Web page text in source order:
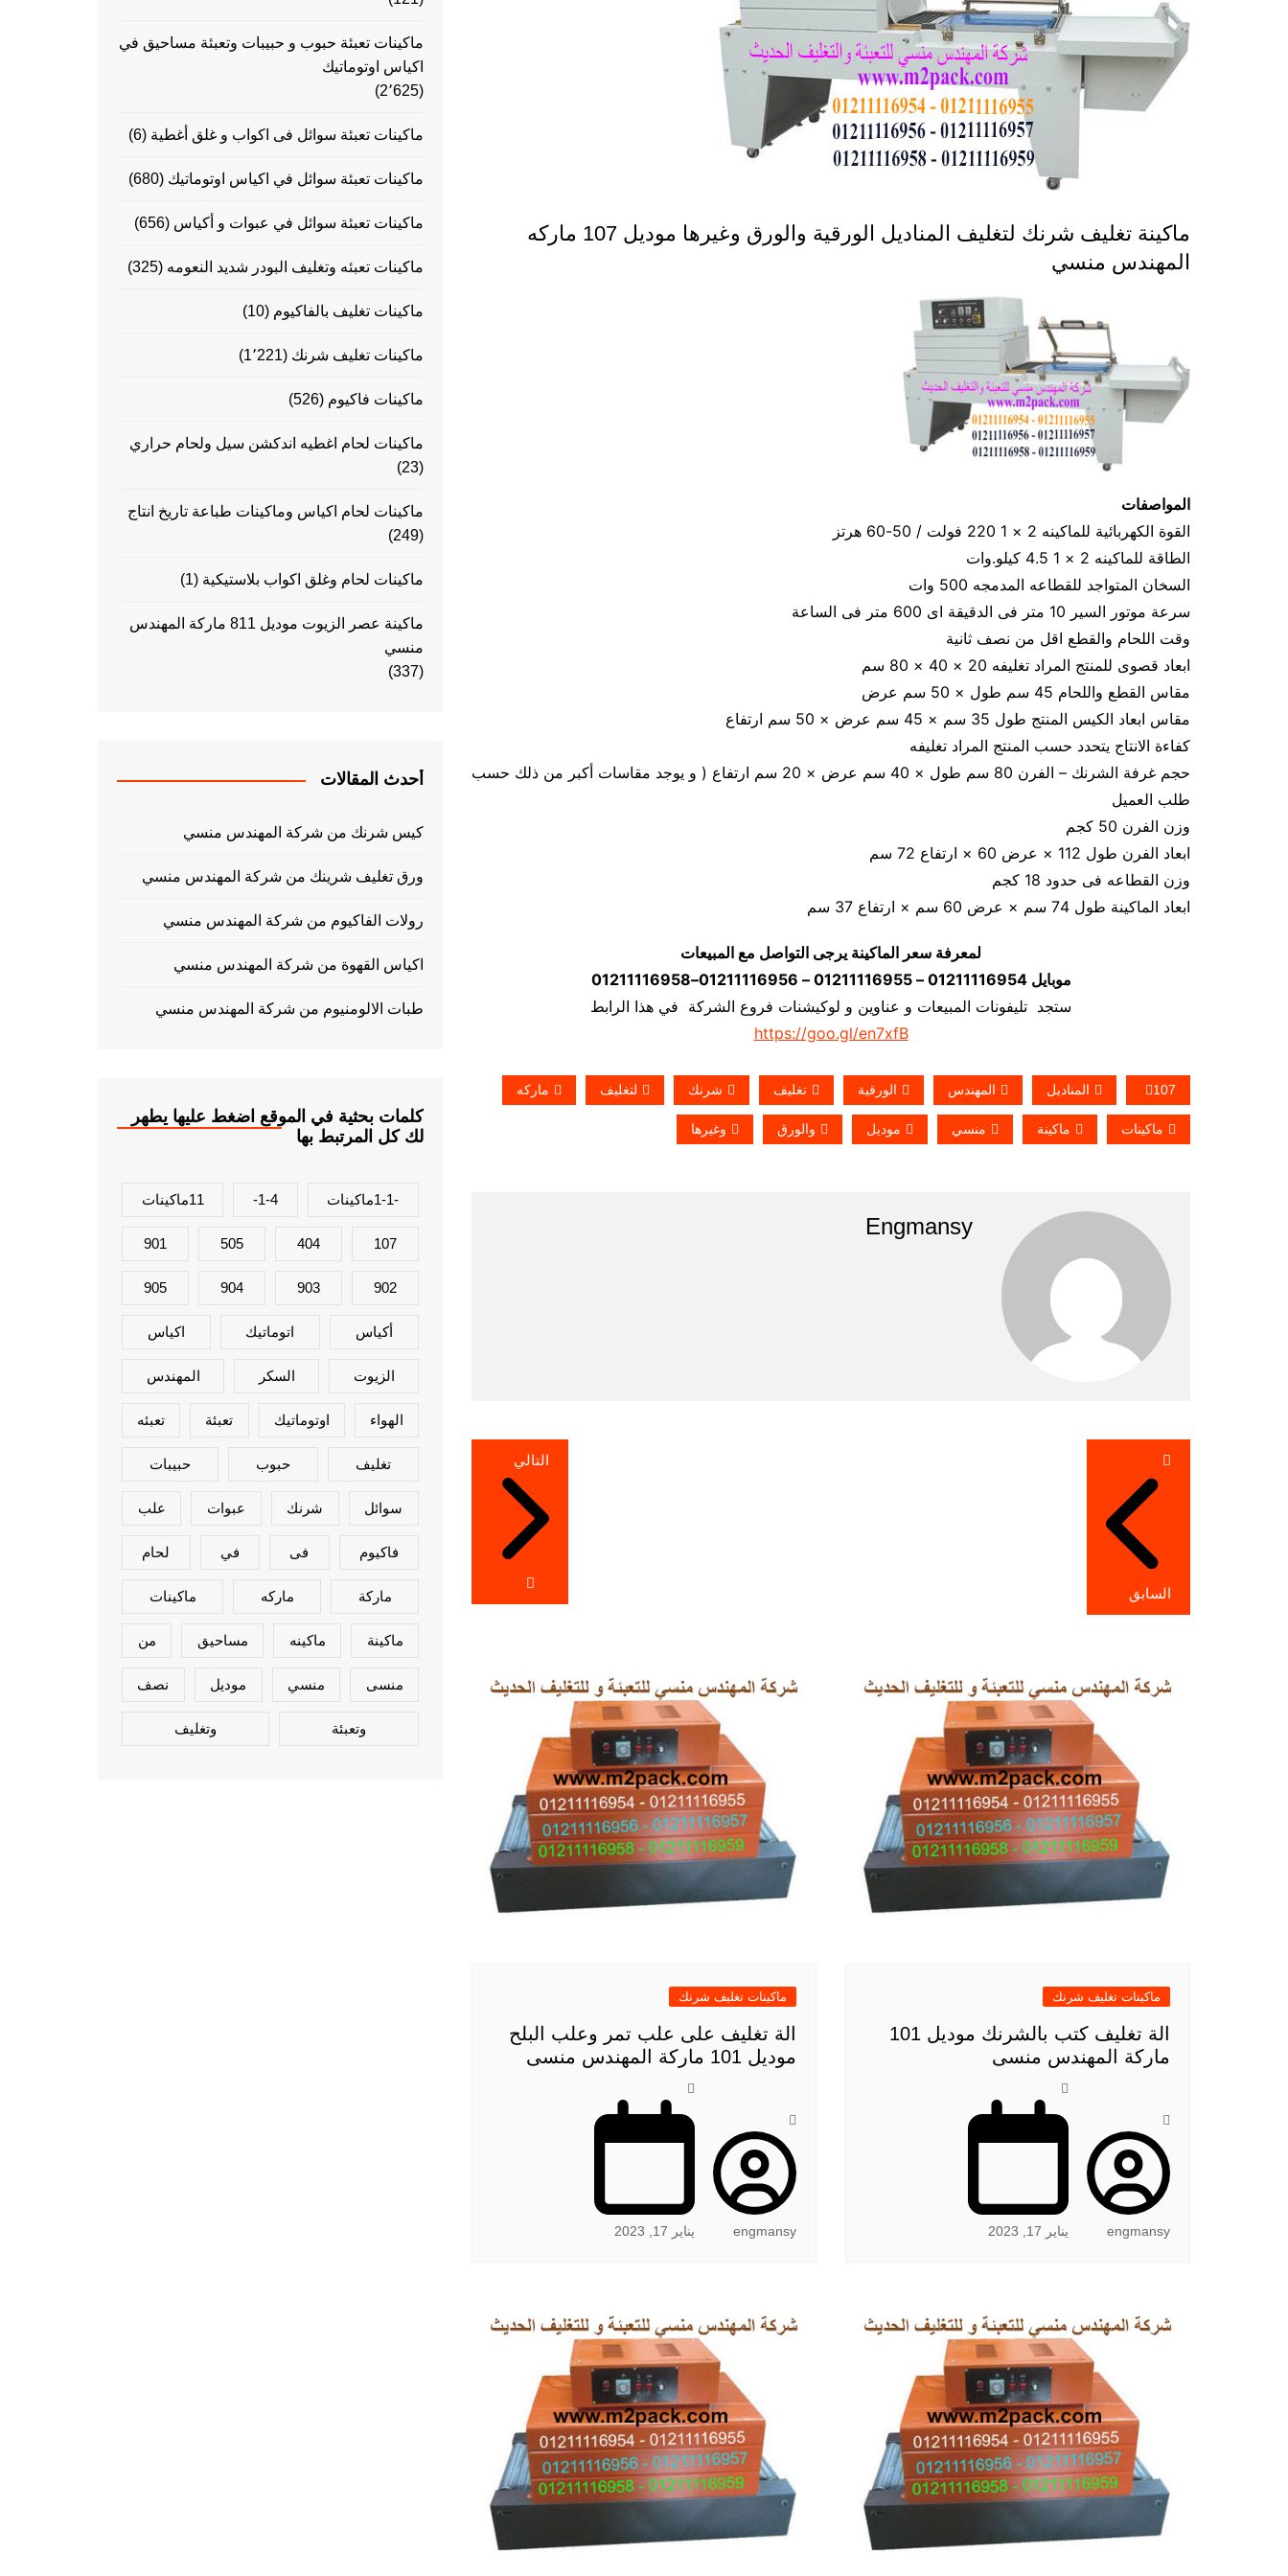
ماكينة تغليف شرنك لتغليف المناديل الورقية والورق وغيرها موديل 107 ماركه
المهندس منسي
المواصفات
القوة الكهربائية للماكينه 2 × 1 220 فولت / 50-60 هرتز
الطاقة للماكينه 2 × 1 4.5 كيلو.وات
السخان المتواجد للقطاعه المدمجه 500 وات
سرعة موتور السير 10 متر فى الدقيقة اى 600 متر فى الساعة
وقت اللحام والقطع اقل من نصف ثانية
ابعاد قصوى للمنتج المراد تغليفه 20 × 40 × 80 سم
مقاس القطع واللحام 45 سم طول × 50 سم عرض
مقاس ابعاد الكيس المنتج طول 35 سم × 45 سم عرض × 50 سم ارتفاع
كفاءة الانتاج يتحدد حسب المنتج المراد تغليفه
حجم غرفة الشرنك – الفرن 80 سم طول × 40 سم عرض × 20 سم ارتفاع ( و يوجد مقاسات أكبر من ذلك حسب
طلب العميل
وزن الفرن 50 كجم
ابعاد الفرن طول 112 × عرض 60 × ارتفاع 72 سم
وزن القطاعه فى حدود 18 كجم
ابعاد الماكينة طول 74 سم × عرض 60 سم × ارتفاع 37 سم
لمعرفة سعر الماكينة يرجى التواصل مع المبيعات
موبايل 01211116954 – 01211116955 – 01211116956–01211116958
ستجد تليفونات المبيعات و عناوين و لوكيشنات فروع الشركة في هذا الرابط
https://goo.gl/en7xfB
107 المناديل المهندس الورقية تغليف شرنك لتغليف ماركه
ماكينات ماكينة منسي موديل والورق وغيرها
Engmansy
تصفّح
المقالات
السابق
التالي
ماكينات تغليف شرنك
الة تغليف كتب بالشرنك موديل 101
ماركة المهندس منسى
engmansy يناير 17, 2023
ماكينات تغليف شرنك
الة تغليف على علب تمر وعلب البلح
موديل 101 ماركة المهندس منسى
engmansy يناير 17, 2023
ماكينات تعبئة حبوب و حبيبات وتعبئة مساحيق في
اكياس اوتوماتيك
(2٬625)
ماكينات تعبئة سوائل فى اكواب و غلق أغطية (6)
ماكينات تعبئة سوائل في اكياس اوتوماتيك (680)
ماكينات تعبئة سوائل في عبوات و أكياس (656)
ماكينات تعبئه وتغليف البودر شديد النعومه (325)
ماكينات تغليف بالفاكيوم (10)
ماكينات تغليف شرنك (1٬221)
ماكينات فاكيوم (526)
ماكينات لحام اغطيه اندكشن سيل ولحام حراري
(23)
ماكينات لحام اكياس وماكينات طباعة تاريخ انتاج
(249)
ماكينات لحام وغلق اكواب بلاستيكية (1)
ماكينة عصر الزيوت موديل 811 ماركة المهندس
منسي
(337)
أحدث المقالات
كيس شرنك من شركة المهندس منسي
ورق تغليف شرينك من شركة المهندس منسي
رولات الفاكيوم من شركة المهندس منسي
اكياس القهوة من شركة المهندس منسي
طبات الالومنيوم من شركة المهندس منسي
كلمات بحثية في الموقع اضغط عليها يطهر
لك كل المرتبط بها
-1-1ماكينات 1-4- 11ماكينات
107
404
505
901
902
903
904
905
أكياس اتوماتيك اكياس
الزيوت السكر المهندس
الهواء اوتوماتيك تعبئة تعبئه
تغليف حبوب حبيبات
سوائل شرنك عبوات علب
فاكيوم فى في لحام
ماركة ماركه ماكينات
ماكينة ماكينه مساحيق من
منسى منسي موديل نصف
وتعبئة وتغليف